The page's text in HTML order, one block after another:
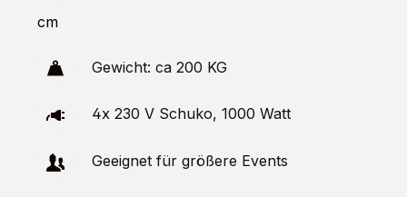
cm
Gewicht: ca 200 KG
4x 230 V Schuko, 1000 Watt
Geeignet für größere Events